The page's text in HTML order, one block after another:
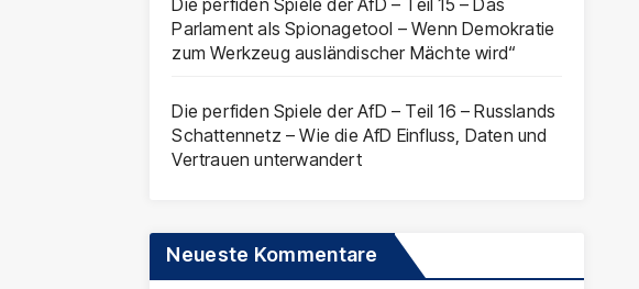
Die perfiden Spiele der AfD – Teil 15 – Das
Parlament als Spionagetool – Wenn Demokratie
zum Werkzeug ausländischer Mächte wird“
Die perfiden Spiele der AfD – Teil 16 – Russlands
Schattennetz – Wie die AfD Einfluss, Daten und
Vertrauen unterwandert
Neueste Kommentare